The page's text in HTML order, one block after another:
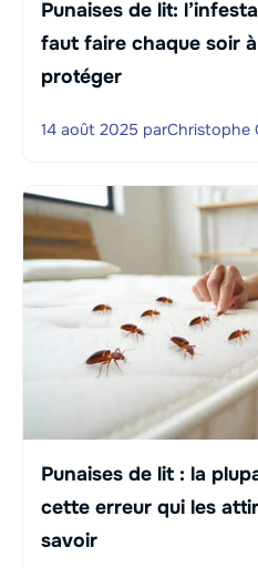
Punaises de lit:
faut faire chaque soir
protéger
14 août 2025 parChristophe
Punaises de lit : la
cette erreur qui les
savoir